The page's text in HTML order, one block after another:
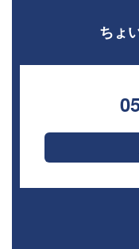
ちょ